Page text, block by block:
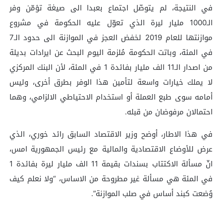
في النتيجة، لم يتوصّل اجتماع بعبدا الى صيغة تؤمّن وفر
الـ1000 مليار ليرة الذي تعوّل عليه الحكومة في مشروع
موازنتها للعام 2019 لخفض العجز في الموازنة الى حدود الـ7
في المئة، وباتت الحكومة مُلزمة اليوم البحث عن ايرادات بديلة
من اصدار الـ11 الف مليار بفائدة 1 في المئة، لأن البنك المركزي
لا يملك خيارات واسعة لتأمين هذا الوفر بطرق أخرى، وليس
أمامه سوى طبع العملة أو استخدام الاحتياطي الالزامي، وهما
احتمالان مرفوضان من قبله.
في هذا الاطار، أوضح وزير الاقتصاد السابق رائد خوري، الذي
عرض للأوضاع الاقتصادية والمالية مع رئيس الجمهورية امس،
انّ مسألة الاكتتاب بسندات بقيمة 11 الف مليار ليرة بفائدة 1
في المئة هي مسألة غير مطروحة من الاساس، “ولا نعلم كيف
وُضعت كبند أساس في صلب الموازنة”.